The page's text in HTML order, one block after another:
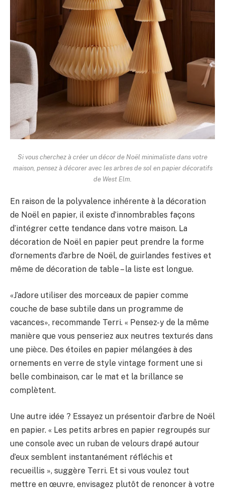
Si vous cherchez à créer un décor de Noël minimaliste dans votre
maison, pensez à décorer avec les arbres de sol en papier décoratifs
de West Elm.
En raison de la polyvalence inhérente à la décoration
de Noël en papier, il existe d’innombrables façons
d’intégrer cette tendance dans votre maison. La
décoration de Noël en papier peut prendre la forme
d’ornements d’arbre de Noël, de guirlandes festives et
même de décoration de table – la liste est longue.
«J’adore utiliser des morceaux de papier comme
couche de base subtile dans un programme de
vacances», recommande Terri. « Pensez-y de la même
manière que vous penseriez aux neutres texturés dans
une pièce. Des étoiles en papier mélangées à des
ornements en verre de style vintage forment une si
belle combinaison, car le mat et la brillance se
complètent.
Une autre idée ? Essayez un présentoir d’arbre de Noël
en papier. « Les petits arbres en papier regroupés sur
une console avec un ruban de velours drapé autour
d’eux semblent instantanément réfléchis et
recueillis », suggère Terri. Et si vous voulez tout
mettre en œuvre, envisagez plutôt de renoncer à votre